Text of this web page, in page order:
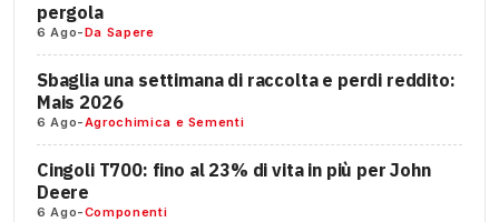
pergola
6 Ago-Da Sapere
Sbaglia una settimana di raccolta e perdi reddito:
Mais 2026
6 Ago-Agrochimica e Sementi
Cingoli T700: fino al 23% di vita in più per John
Deere
6 Ago-Componenti